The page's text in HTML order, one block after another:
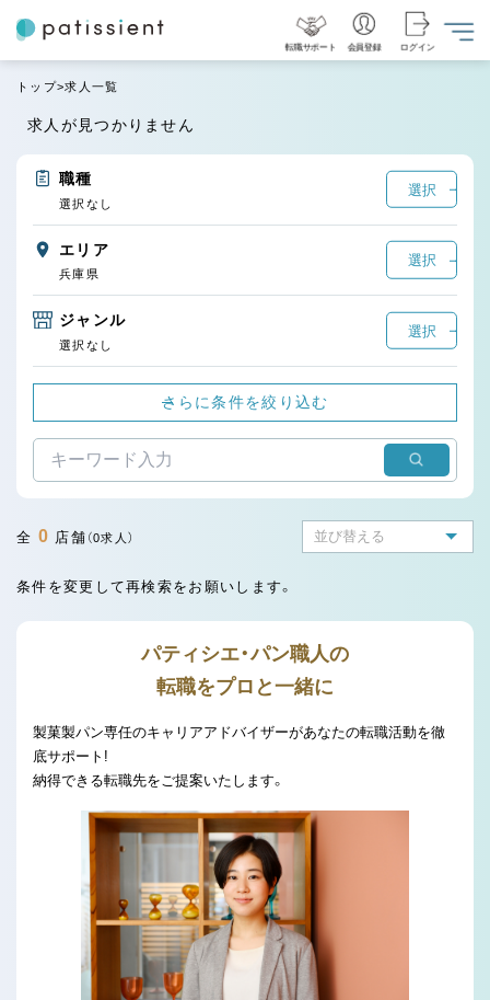
転職サポート 会員登録 ログイン
トップ 求人一覧
求人が見つかりません
職種
選択
選択なし
エリア
選択
兵庫県
ジャンル
選択
選択なし
さらに条件を絞り込む
全 0 店舗 （0求人）
条件を変更して再検索をお願いします。
パティシエ・パン職人の
転職をプロと一緒に
製菓製パン専任のキャリアアドバイザーがあなたの転職活動を徹
底サポート!
納得できる転職先をご提案いたします。